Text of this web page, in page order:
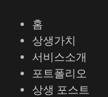
홈
상생가치
서비스소개
포트폴리오
상생 포스트